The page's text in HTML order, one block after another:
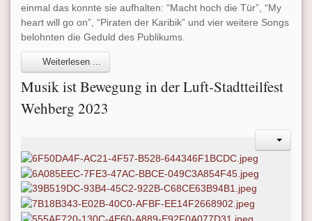
einmal das konnte sie aufhalten: “Macht hoch die Tür”, “My
heart will go on”, “Piraten der Karibik” und vier weitere Songs
belohnten die Geduld des Publikums.
Weiterlesen ...
Musik ist Bewegung in der Luft-Stadtteilfest
Wehberg 2023